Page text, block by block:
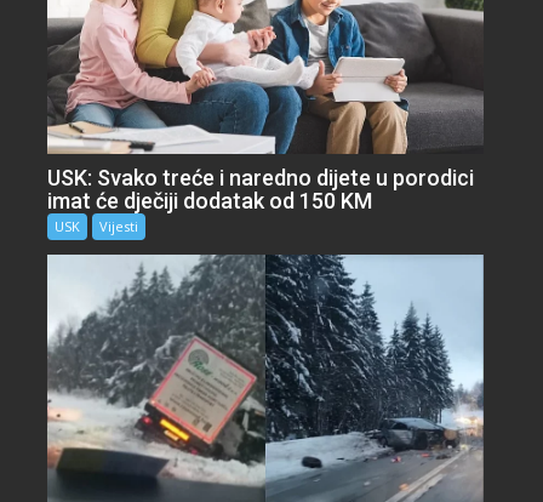
USK: Svako treće i naredno dijete u porodici
imat će dječiji dodatak od 150 KM
USK Vijesti